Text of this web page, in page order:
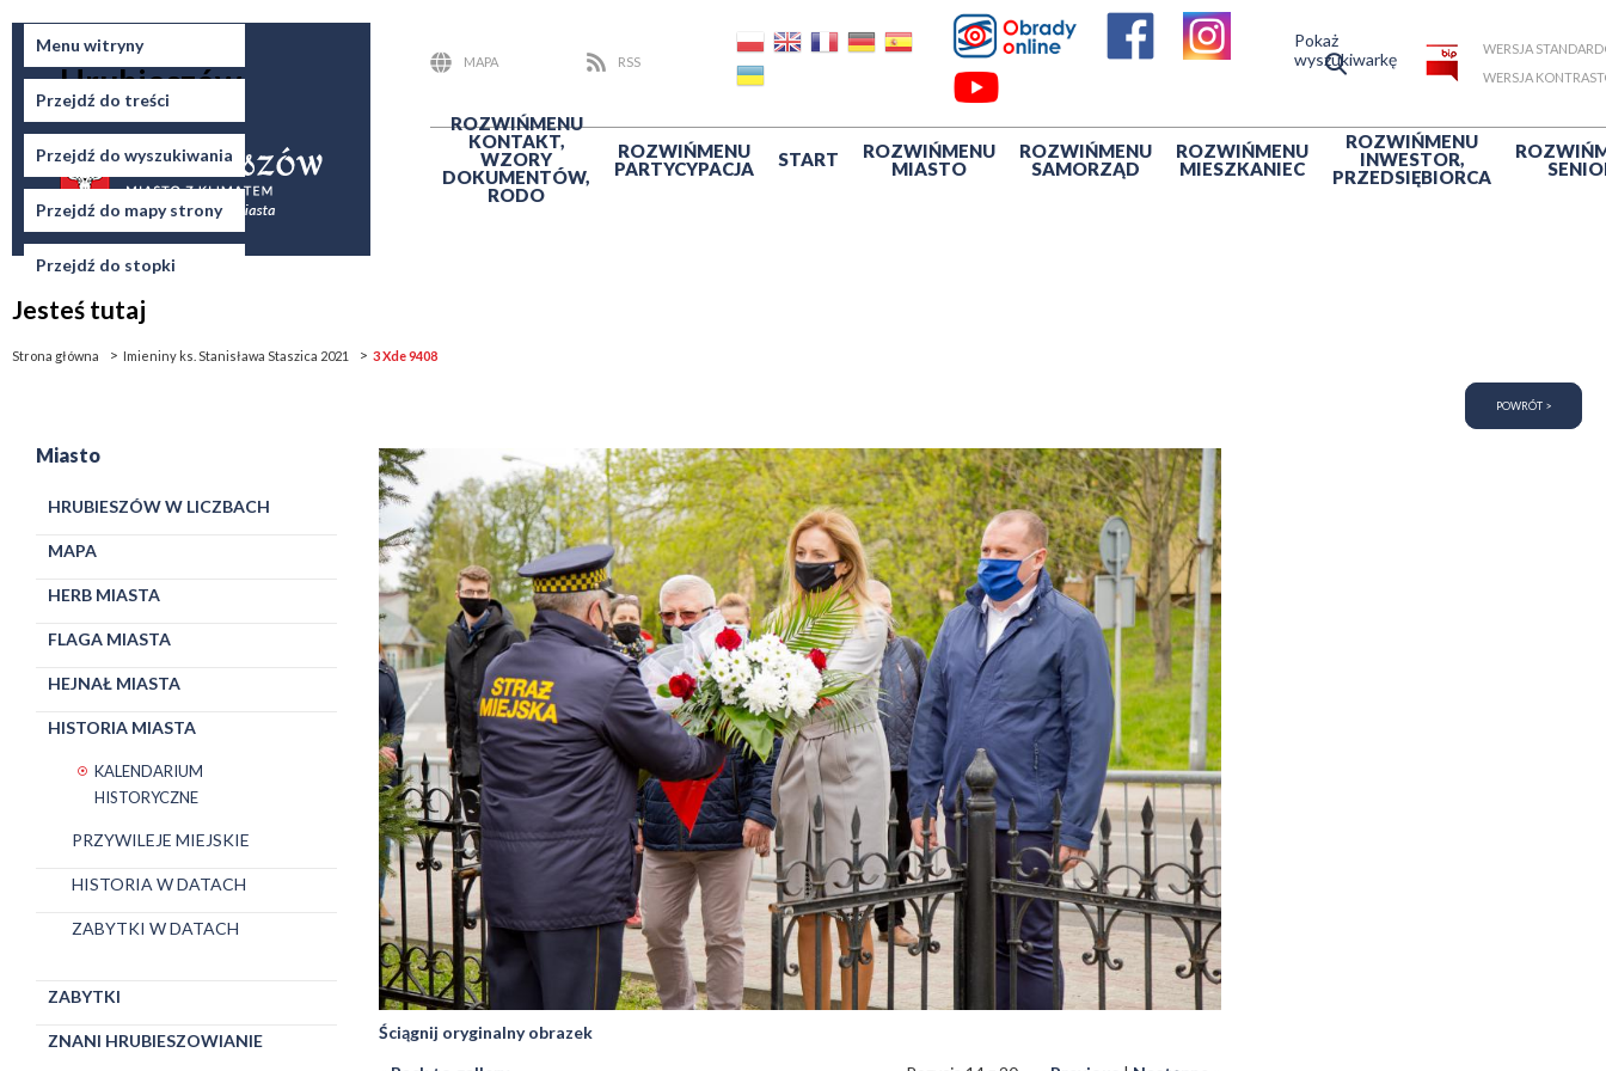
Menu witryny
Przejdź do treści
Przejdź do wyszukiwania
Przejdź do mapy strony
Przejdź do stopki
Miasto
Hrubieszów
MAPA
RSS
Pokaż
wyszukiwarkę
WERSJA
WERSJA
ROZWIŃMENU
KONTAKT,
WZORY
DOKUMENTÓW,
RODO
ROZWIŃMENU
PARTYCYPACJA
START ROZWIŃMENU
MIASTO
ROZWIŃMENU
SAMORZĄD
ROZWIŃMENU
MIESZKANIEC
ROZWIŃMENU
INWESTOR,
PRZEDSIĘBIORCA
ROZWIŃ
Jesteś tutaj
Strona główna Imieniny ks. Stanisława Staszica 2021 3 Xde 9408
POWRÓT >
Miasto
HRUBIESZÓW W LICZBACH
MAPA
HERB MIASTA
FLAGA MIASTA
HEJNAŁ MIASTA
HISTORIA MIASTA
KALENDARIUM
HISTORYCZNE
PRZYWILEJE MIEJSKIE
HISTORIA W DATACH
ZABYTKI W DATACH
ZABYTKI
ZNANI HRUBIESZOWIANIE
Ściągnij oryginalny obrazek